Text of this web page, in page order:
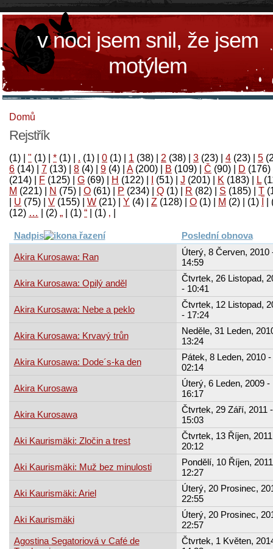
v noci jsem snil, že jsem
motýlem
Domů
Rejstřík
(1) " (1) * (1) . (1) 0 (1) 1 (38) 2 (38) 3 (23) 4 (23) 5
6 (14) 7 (13) 8 (4) 9 (4) A(200) B (109) Č (90) D (176)
(214)
F (125) G (69) H (122) (51) J (201) K (183) L
M (221) N (75) O (61) P (234) Q (1) R (82) S (185) T
U (75) V (155) W (21) Y (4) Z (128) Ο (1) М (2)
(1)
‚
(1)
“
(1)
„
(2)
…
(12)
Nadpis Poslední obnova
Akira Kurosawa: Ran
Úterý, 8 Červen, 2010
14:59
Akira Kurosawa: Opilý anděl
Čtvrtek, 26 Listopad,
- 10:41
Akira Kurosawa: Nebe a peklo
Čtvrtek, 12 Listopad,
- 17:24
Akira Kurosawa: Krvavý trůn
Neděle, 31 Leden,
13:24
Akira Kurosawa: Dode´s-ka den
Pátek, 8 Leden, 2010 -
02:14
Akira Kurosawa
Úterý, 6 Leden, 2009 -
16:17
Akira Kurosawa
Čtvrtek, 29 Září, 2011 -
15:03
Aki Kaurismäki: Zločin a trest
Čtvrtek, 13 Říjen,
20:12
Aki Kaurismäki: Muž bez minulosti
Pondělí, 10 Říjen,
12:27
Aki Kaurismäki: Ariel
Úterý, 20 Prosinec,
22:55
Aki Kaurismäki
Úterý, 20 Prosinec,
22:57
Agostina Segatoriová v Café de
Čtvrtek, 1 Květen,